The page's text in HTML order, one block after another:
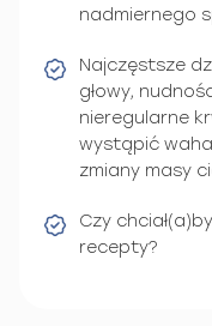
nadmiernego
Najczęstsze
głowy,
nieregularne
wystąpić
zmiany masy
Czy
recepty?